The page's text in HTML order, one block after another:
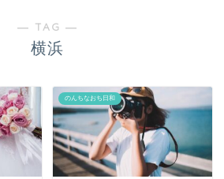
― TAG ―
横浜
のんちなおち日和